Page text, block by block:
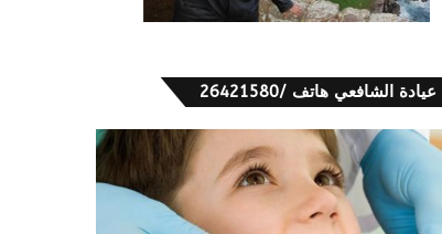
عيادة الشافعي هاتف /26421580